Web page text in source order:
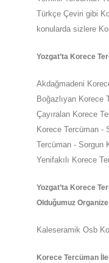
Türkçe Çeviri gibi
konularda sizlere
Yozgat’ta Korece
Akdağmadeni
Boğazlıyan Korece
Çayıralan Korece
Korece Tercüman -
Tercüman - Sorgun
Yenifakılı Korece
Yozgat’ta Korece
Olduğumuz
Kaleseramik Osb
Korece Tercüman